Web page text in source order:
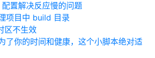
置解决反应慢的问题
项目中 build 目录
区不生效
了你的时间和健康，这个小脚本绝对适